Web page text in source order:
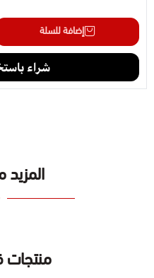
إضافة للسلة
المزيد
منتجات